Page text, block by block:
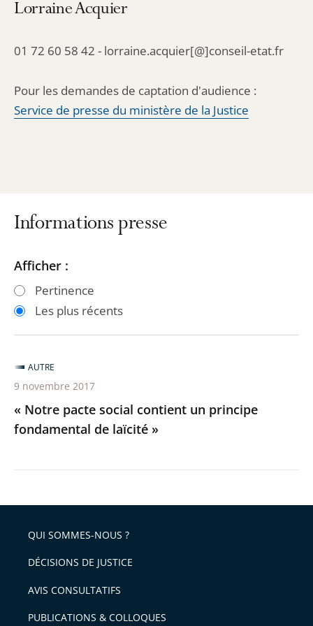
Lorraine Acquier
01 72 60 58 42 - lorraine.acquier[@]conseil-etat.fr
Pour les demandes de captation d'audience :
Service de presse du ministère de la Justice
Informations presse
Passer
les
filtres
après
Passer
les
filtres
avant
Afficher :
Pertinence
Les plus récents
« Notre pacte social contient un principe
fondamental de laïcité »
AUTRE
9 novembre 2017
QUI SOMMES-NOUS ?
DÉCISIONS DE JUSTICE
AVIS CONSULTATIFS
PUBLICATIONS & COLLOQUES